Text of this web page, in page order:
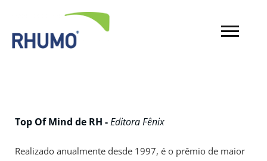
Top Of Mind de RH -Editora Fênix
Realizado anualmente desde 1997, é o prêmio de maior